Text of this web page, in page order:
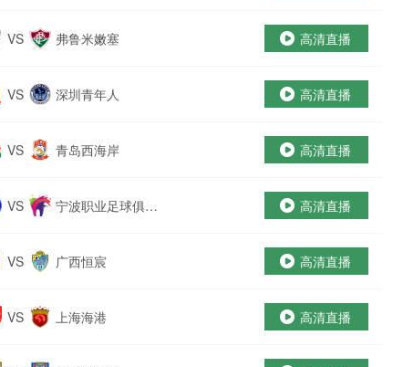
VS 弗鲁米嫩塞 高清直播
VS 深圳青年人 高清直播
VS 青岛西海岸 高清直播
VS 宁波职业足球俱乐
部
高清直播
VS 广西恒宸 高清直播
VS 上海海港 高清直播